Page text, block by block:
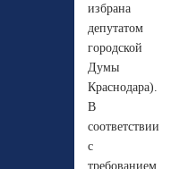
избрана
депутатом
городской
Думы
Краснодара).
В
соответствии
с
требованием